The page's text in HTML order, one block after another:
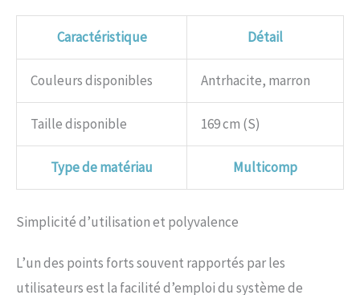
Caractéristique Détail
Couleurs disponibles Antrhacite, marron
Taille disponible 169 cm (S)
Type de matériau Multicomp
Simplicité d’utilisation et polyvalence
L’un des points forts souvent rapportés par les
utilisateurs est la facilité d’emploi du système de